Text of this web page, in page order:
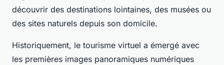
découvrir des destinations lointaines, des musées ou
des sites naturels depuis son domicile.
Historiquement, le tourisme virtuel a émergé avec
les premières images panoramiques numériques